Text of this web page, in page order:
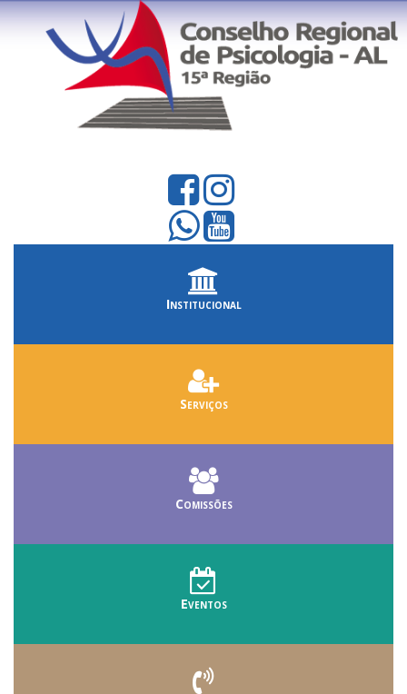
Institucional
Serviços
Comissões
Eventos